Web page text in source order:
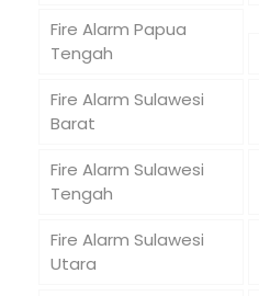
Fire Alarm Papua
Tengah
Fire Alarm Sulawesi
Barat
Fire Alarm Sulawesi
Tengah
Fire Alarm Sulawesi
Utara